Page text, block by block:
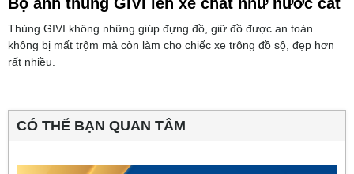
Thùng GIVI không những giúp đựng đồ, giữ đồ được an toàn
không bị mất trộm mà còn làm cho chiếc xe trông đồ sộ, đẹp hơn
rất nhiều.
CÓ THỂ BẠN QUAN TÂM